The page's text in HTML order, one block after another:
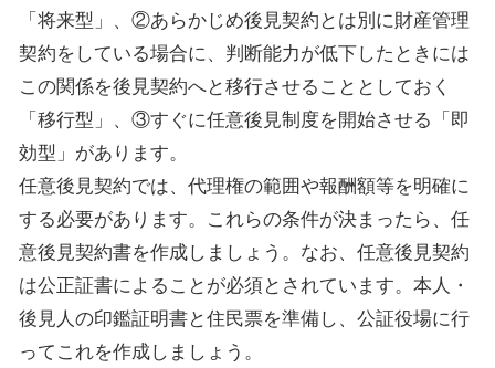
「将来型」、②あらかじめ後見契約とは別に財産管理
契約をしている場合に、判断能力が低下したときには
この関係を後見契約へと移行させることとしておく
「移行型」、③すぐに任意後見制度を開始させる「即
効型」があります。
任意後見契約では、代理権の範囲や報酬額等を明確に
する必要があります。これらの条件が決まったら、任
意後見契約書を作成しましょう。なお、任意後見契約
は公正証書によることが必須とされています。本人・
後見人の印鑑証明書と住民票を準備し、公証役場に行
ってこれを作成しましょう。